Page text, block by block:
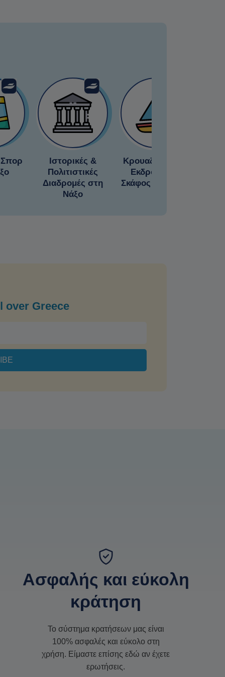
Ιστορικές &
Πολιτιστικές
Διαδρομές στη
Νάξο
Κρουαζιέρες και
Εκδρομές με
Σκάφος στη Νάξο
over Greece
Ασφαλής και εύκολη
κράτηση
Το σύστημα κρατήσεων μας είναι
100% ασφαλές και εύκολο στη
χρήση. Είμαστε επίσης εδώ αν έχετε
ερωτήσεις.